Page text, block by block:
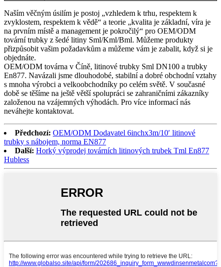
Naším věčným úsilím je postoj „vzhledem k trhu, respektem k
zvyklostem, respektem k vědě“ a teorie „kvalita je základní, víra je
na prvním místě a management je pokročilý“ pro OEM/ODM
tovární trubky z šedé litiny Sml/Kml/Bml. Můžeme produkty
přizpůsobit vašim požadavkům a můžeme vám je zabalit, když si je
objednáte.
OEM/ODM továrna v Číně, litinové trubky Sml DN100 a trubky
En877. Navázali jsme dlouhodobé, stabilní a dobré obchodní vztahy
s mnoha výrobci a velkoobchodníky po celém světě. V současné
době se těšíme na ještě větší spolupráci se zahraničními zákazníky
založenou na vzájemných výhodách. Pro více informací nás
neváhejte kontaktovat.
Předchozí: OEM/ODM Dodavatel 6inchx3m/10′ litinové
trubky s nábojem, norma EN877
Další: Horký výprodej továrních litinových trubek Tml En877
Hubless